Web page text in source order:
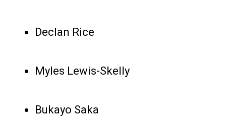
Declan Rice
Myles Lewis-Skelly
Bukayo Saka